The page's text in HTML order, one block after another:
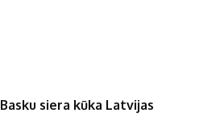
Basku siera kūka Latvijas